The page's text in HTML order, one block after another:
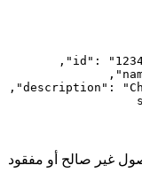
id " : "
"
,
"
,
description " : "
"
,
غير صالح أو مفقود